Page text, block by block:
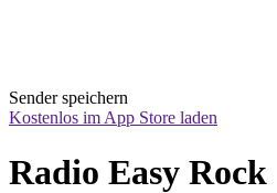
Sender speichern
Kostenlos im App Store laden
Radio Easy Rock